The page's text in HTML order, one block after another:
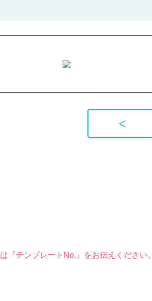
＜
『テンプレートNo.』をお伝えください。